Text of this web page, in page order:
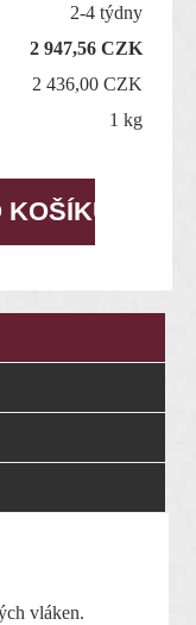
2-4 týdny
2 947,56 CZK
2 436,00 CZK
1 kg
vláken.